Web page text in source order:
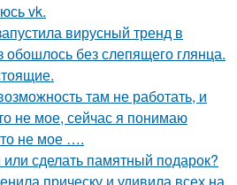
vk.
вирусный тренд в
обошлось без слепящего глянца.
там не работать, и
не мое, сейчас я понимаю
не мое ….
сделать памятный подарок?